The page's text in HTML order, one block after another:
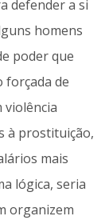
defender a si
homens
poder que
forçada de
violência
à prostituição,
mais
lógica, seria
organizem